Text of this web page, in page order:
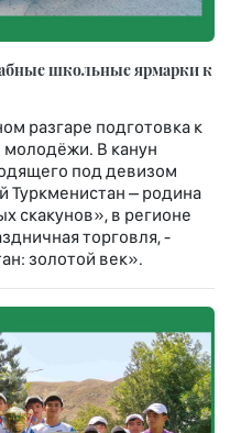
школьные ярмарки к
разгаре подготовка к
В канун
под девизом
– родина
скакунов», в регионе
торговля, -
золотой век».